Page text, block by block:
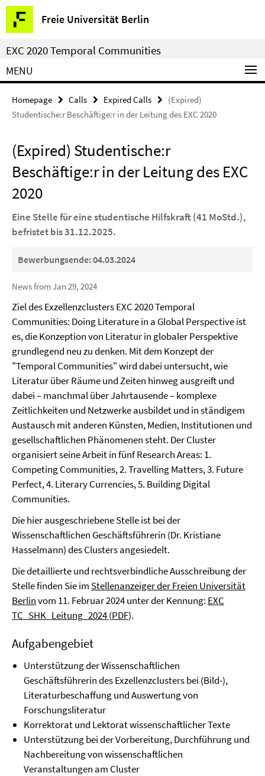
Springe
direkt
zu
Inhalt
Freie Universität Berlin
Service
Navigation
EXC 2020 Temporal Communities
MENU
Homepage Calls Expired Calls
(Expired)
Studentische:r Beschäftige:r in der Leitung des EXC 2020
(Expired) Studentische:r
Beschäftige:r in der Leitung des EXC
2020
Eine Stelle für eine studentische Hilfskraft (41 MoStd.),
befristet bis 31.12.2025.
Bewerbungsende: 04.03.2024
News from Jan 29, 2024
Ziel des Exzellenzclusters EXC 2020 Temporal
Communities: Doing Literature in a Global Perspective ist
es, die Konzeption von Literatur in globaler Perspektive
grundlegend neu zu denken. Mit dem Konzept der
"Temporal Communities" wird dabei untersucht, wie
Literatur über Räume und Zeiten hinweg ausgreift und
dabei – manchmal über Jahrtausende – komplexe
Zeitlichkeiten und Netzwerke ausbildet und in ständigem
Austausch mit anderen Künsten, Medien, Institutionen und
gesellschaftlichen Phänomenen steht. Der Cluster
organisiert seine Arbeit in fünf Research Areas: 1.
Competing Communities, 2. Travelling Matters, 3. Future
Perfect, 4. Literary Currencies, 5. Building Digital
Communities.
Die hier ausgeschriebene Stelle ist bei der
Wissenschaftlichen Geschäftsführerin (Dr. Kristiane
Hasselmann) des Clusters angesiedelt.
Die detaillierte und rechtsverbindliche Ausschreibung der
Stelle finden Sie im Stellenanzeiger der Freien Universität
Berlinvom 11. Februar 2024 unter der Kennung: EXC
TC_SHK_Leitung_2024(PDF).
Aufgabengebiet
Unterstützung der Wissenschaftlichen
Geschäftsführerin des Exzellenzclusters bei (Bild-),
Literaturbeschaffung und Auswertung von
Forschungsliteratur
Korrektorat und Lektorat wissenschaftlicher Texte
Unterstützung bei der Vorbereitung, Durchführung und
Nachbereitung von wissenschaftlichen
Veranstaltungen am Cluster